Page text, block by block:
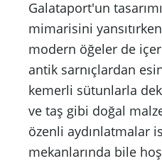
Galataport'un
mimarisini
modern öğeler de
antik sarnıçlardan
kemerli sütunlarla
ve taş gibi doğal
özenli aydınlatmalar
mekanlarında bile